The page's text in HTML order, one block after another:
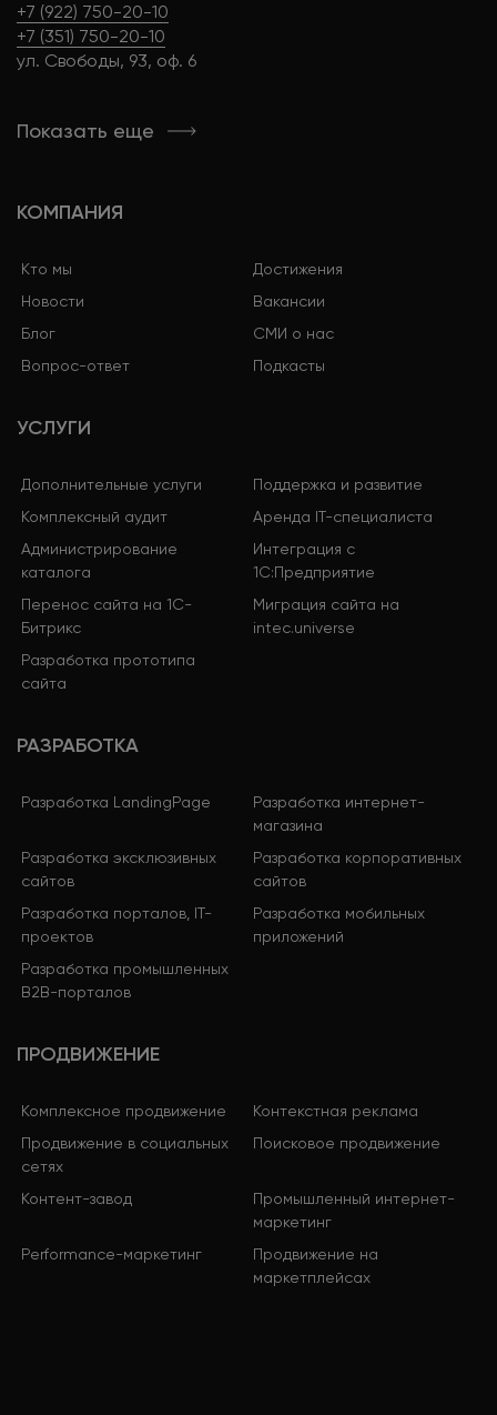
+7 (922) 750-20-10
+7 (351) 750-20-10
ул. Свободы, 93, оф. 6
Показать еще
КОМПАНИЯ
Кто мы
Достижения
Новости
Вакансии
Блог
СМИ о нас
Вопрос-ответ
Подкасты
УСЛУГИ
Дополнительные услуги
Поддержка и развитие
Комплексный аудит
Аренда IT-специалиста
Администрирование
каталога
Интеграция с
1С:Предприятие
Перенос сайта на 1С-
Битрикс
Миграция сайта на
intec.universe
Разработка прототипа
сайта
РАЗРАБОТКА
Разработка LandingPage
Разработка интернет-
магазина
Разработка эксклюзивных
сайтов
Разработка корпоративных
сайтов
Разработка порталов, IT-
проектов
Разработка мобильных
приложений
Разработка промышленных
B2B-порталов
ПРОДВИЖЕНИЕ
Комплексное продвижение
Контекстная реклама
Продвижение в социальных
сетях
Поисковое продвижение
Контент-завод
Промышленный интернет-
маркетинг
Performance-маркетинг
Продвижение на
маркетплейсах